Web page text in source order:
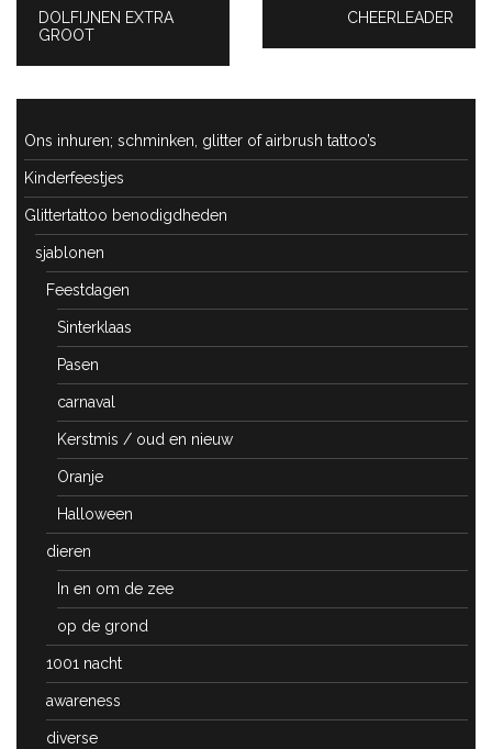
PREVIOUS
POST:
DOLFIJNEN EXTRA
GROOT
NEXT
CHEERLEADER
Ons inhuren; schminken, glitter of airbrush tattoo’s
Kinderfeestjes
Glittertattoo benodigdheden
sjablonen
Feestdagen
Sinterklaas
Pasen
carnaval
Kerstmis / oud en nieuw
Oranje
Halloween
dieren
In en om de zee
op de grond
1001 nacht
awareness
diverse